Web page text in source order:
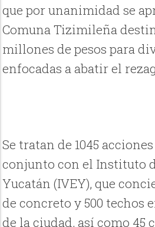
que por unanimidad se
Comuna Tizimileña
millones de pesos para
enfocadas a abatir el
Se tratan de 1045
conjunto con el Instituto
Yucatán (IVEY), que
de concreto y 500 techos
de la ciudad, así como 45